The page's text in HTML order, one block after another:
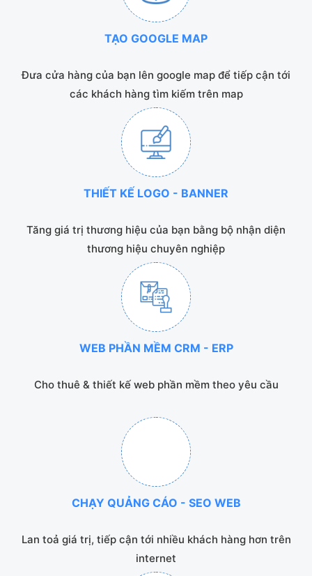
TẠO GOOGLE MAP
Đưa cửa hàng của bạn lên google map để tiếp cận tới
các khách hàng tìm kiếm trên map
THIẾT KẾ LOGO - BANNER
Tăng giá trị thương hiệu của bạn bằng bộ nhận diện
thương hiệu chuyên nghiệp
WEB PHẦN MỀM CRM - ERP
Cho thuê & thiết kế web phần mềm theo yêu cầu
CHẠY QUẢNG CÁO - SEO WEB
Lan toả giá trị, tiếp cận tới nhiều khách hàng hơn trên
internet